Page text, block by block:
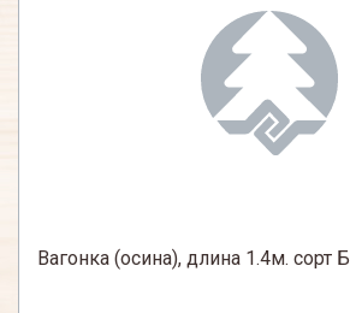
Вагонка (осина), длина 1.4м. сорт Б